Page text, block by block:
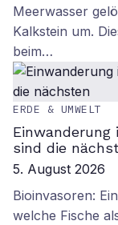
Meerwasser
Kalkstein um.
beim…
ERDE & UMWELT
Einwanderung
sind die
5. August 2026
Bioinvasoren:
welche Fische